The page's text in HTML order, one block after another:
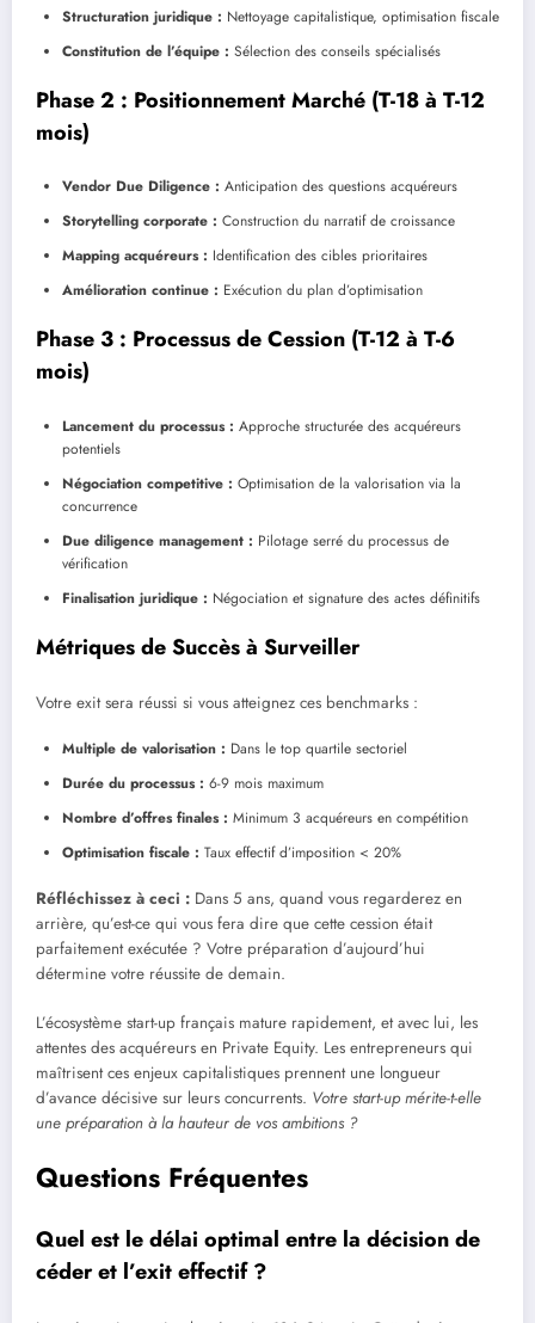
Structuration juridique : Nettoyage capitalistique, optimisation fiscale
Constitution de l’équipe : Sélection des conseils spécialisés
Phase 2 : Positionnement Marché (T-18 à T-12
mois)
Vendor Due Diligence : Anticipation des questions acquéreurs
Storytelling corporate : Construction du narratif de croissance
Mapping acquéreurs : Identification des cibles prioritaires
Amélioration continue : Exécution du plan d’optimisation
Phase 3 : Processus de Cession (T-12 à T-6
mois)
Lancement du processus : Approche structurée des acquéreurs
potentiels
Négociation competitive : Optimisation de la valorisation via la
concurrence
Due diligence management : Pilotage serré du processus de
vérification
Finalisation juridique : Négociation et signature des actes définitifs
Métriques de Succès à Surveiller
Votre exit sera réussi si vous atteignez ces benchmarks :
Multiple de valorisation : Dans le top quartile sectoriel
Durée du processus : 6-9 mois maximum
Nombre d’offres finales : Minimum 3 acquéreurs en compétition
Optimisation fiscale : Taux effectif d’imposition < 20%
Réfléchissez à ceci : Dans 5 ans, quand vous regarderez en
arrière, qu’est-ce qui vous fera dire que cette cession était
parfaitement exécutée ? Votre préparation d’aujourd’hui
détermine votre réussite de demain.
L’écosystème start-up français mature rapidement, et avec lui, les
attentes des acquéreurs en Private Equity. Les entrepreneurs qui
maîtrisent ces enjeux capitalistiques prennent une longueur
d’avance décisive sur leurs concurrents. Votre start-up mérite-t-elle
une préparation à la hauteur de vos ambitions ?
Questions Fréquentes
Quel est le délai optimal entre la décision de
céder et l’exit effectif ?